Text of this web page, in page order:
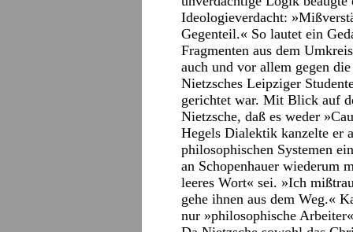
Ideologieverdacht:
Gegenteil.« So lautet ein
Fragmenten aus dem
auch und vor allem gegen
Nietzsches Leipziger
gerichtet war. Mit Blick auf
Nietzsche, daß es weder
Hegels Dialektik kanzelte er
philosophischen Systemen
an Schopenhauer wiederum
leeres Wort« sei. »Ich
gehe ihnen aus dem Weg.«
nur »philosophische